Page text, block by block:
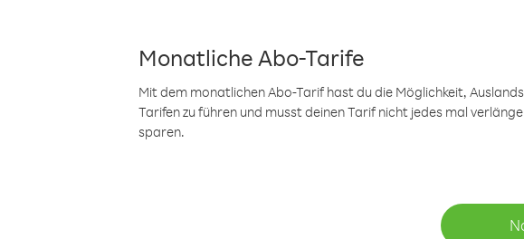
Monatliche Abo-Tarife
Mit dem monatlichen Abo-Tarif hast du die Möglichkeit,
Tarifen zu führen und musst deinen Tarif nicht jedes mal
sparen.